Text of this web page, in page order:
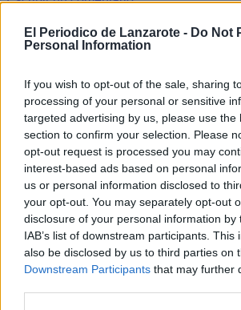
El Periodico de Lanzarote - Do Not
Personal Information
If you wish to opt-out of the sale, sharing
processing of your personal or sensitive
targeted advertising by us, please use the
section to confirm your selection. Please
opt-out request is processed you may
interest-based ads based on personal
us or personal information disclosed to
your opt-out. You may separately opt-out
disclosure of your personal information by
IAB’s list of downstream participants. This
also be disclosed by us to third parties on
Downstream Participants that may further
20 Marzo 2022 - 23:16
Escrito por Redaccion
El Congreso del PSOE
respalda la Ejecutiva
propuesta por Dolores
Corujo
Corujo: "Son un equipo de
personas que se caracteriza
por su compromiso con la